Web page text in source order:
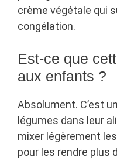
crème végétale qui
congélation.
Est-ce que
aux enfants ?
Absolument. C’est
légumes dans leur
mixer légèrement
pour les rendre plus